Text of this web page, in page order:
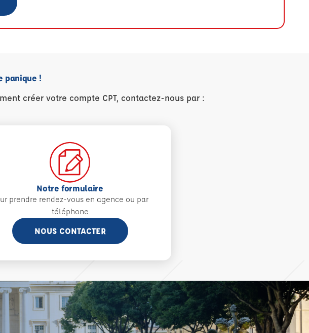
panique !
créer votre compte CPT, contactez-nous par :
Notre formulaire
prendre rendez-vous en agence ou par
téléphone
NOUS CONTACTER